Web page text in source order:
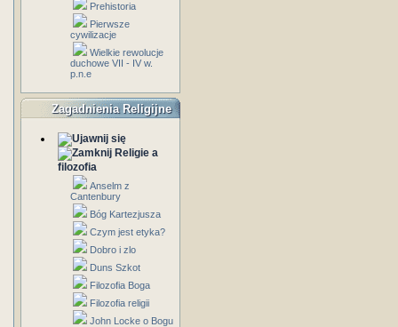
Prehistoria
Pierwsze
cywilizacje
Wielkie rewolucje
duchowe VII - IV w.
p.n.e
Zagadnienia Religijne
Religie a
filozofia
Anselm z
Cantenbury
Bóg Kartezjusza
Czym jest etyka?
Dobro i zlo
Duns Szkot
Filozofia Boga
Filozofia religii
John Locke o Bogu